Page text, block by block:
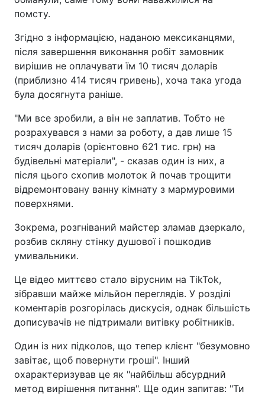
помсту.
Згідно з інформацією, наданою мексиканцями,
після завершення виконання робіт замовник
вирішив не оплачувати їм 10 тисяч доларів
(приблизно 414 тисяч гривень), хоча така угода
була досягнута раніше.
"Ми все зробили, а він не заплатив. Тобто не
розрахувався з нами за роботу, а дав лише 15
тисяч доларів (орієнтовно 621 тис. грн) на
будівельні матеріали", - сказав один із них, а
після цього схопив молоток й почав трощити
відремонтовану ванну кімнату з мармуровими
поверхнями.
Зокрема, розгніваний майстер зламав дзеркало,
розбив скляну стінку душової і пошкодив
умивальники.
Це відео миттєво стало вірусним на TikTok,
зібравши майже мільйон переглядів. У розділі
коментарів розгорілась дискусія, однак більшість
дописувачів не підтримали витівку робітників.
Один із них підколов, що тепер клієнт "безумовно
завітає, щоб повернути гроші". Інший
охарактеризував це як "найбільш абсурдний
метод вирішення питання". Ще один запитав: "Ти